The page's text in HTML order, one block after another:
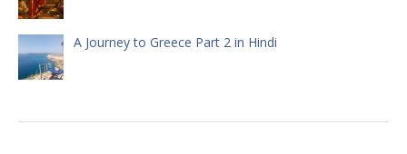
A Journey to Greece Part 2 in Hindi